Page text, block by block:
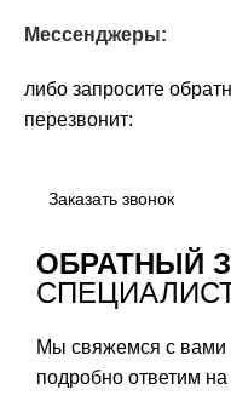
Мессенджеры:
либо запросите
перезвонит:
Заказать звонок
ОБРАТНЫЙ
Мы свяжемся с вами
подробно ответим